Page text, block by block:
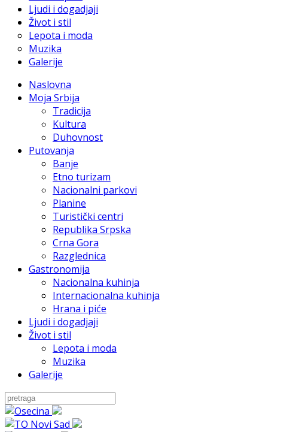
Ljudi i dogadjaji
Život i stil
Lepota i moda
Muzika
Galerije
Naslovna
Moja Srbija
Tradicija
Kultura
Duhovnost
Putovanja
Banje
Etno turizam
Nacionalni parkovi
Planine
Turistički centri
Republika Srpska
Crna Gora
Razglednica
Gastronomija
Nacionalna kuhinja
Internacionalna kuhinja
Hrana i piće
Ljudi i dogadjaji
Život i stil
Lepota i moda
Muzika
Galerije